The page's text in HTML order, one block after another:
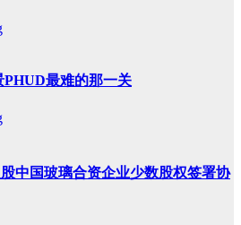
最难的那一关
中国玻璃合资企业少数股权签署协